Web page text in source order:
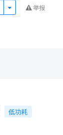
举报
低功耗